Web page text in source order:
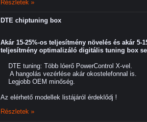
Részletek »
DTE chiptuning box
Akár 15-25%-os teljesítmény növelés és akár 5-
teljesítmény optimalizáló digitális tuning box
DTE tuning: Több lóerő PowerControl X-vel.
A hangolás vezérlése akár okostelefonnal is.
Legjobb OEM minőség.
Az elérhető modellek listájáról érdeklődj !
Részletek »